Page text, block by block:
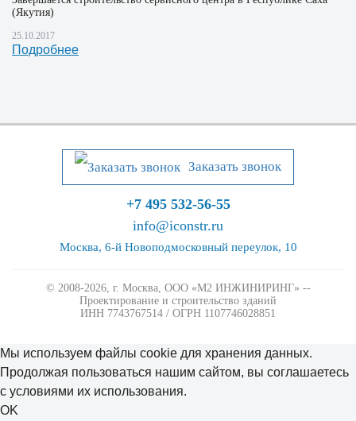
(Якутия)
25.10.2017
Подробнее
Заказать звонок
+7 495 532-56-55
info@iconstr.ru
Москва, 6-й Новоподмосковный переулок, 10
© 2008-2026, г. Москва, ООО «М2 ИНЖИНИРИНГ» --
Проектирование и строительство зданий
ИНН 7743767514 / ОГРН 1107746028851
Мы используем файлы cookie для хранения данных.
Продолжая пользоваться нашим сайтом, вы соглашаетесь
с условиями их использования.
OK